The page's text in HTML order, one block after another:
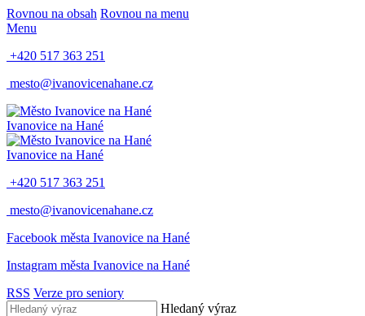
Rovnou na obsah Rovnou na menu
Menu
+420 517 363 251
mesto@ivanovicenahane.cz
Ivanovice na Hané
Ivanovice na Hané
+420 517 363 251
mesto@ivanovicenahane.cz
Facebook města Ivanovice na Hané
Instagram města Ivanovice na Hané
RSS Verze pro seniory
Hledaný výraz